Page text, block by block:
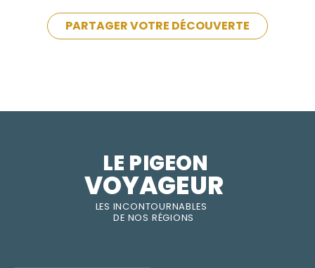
PARTAGER VOTRE DÉCOUVERTE
LES INCONTOURNABLES
DE NOS RÉGIONS
LE PIGEON
VOYAGEUR